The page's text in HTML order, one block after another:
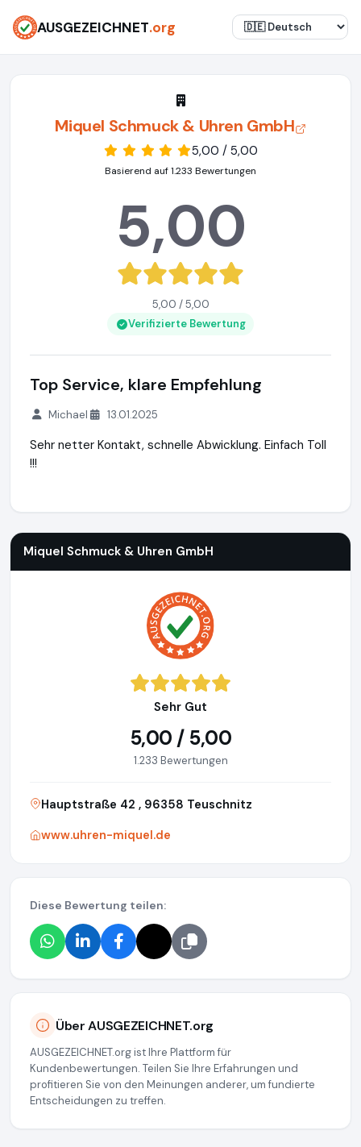
AUSGEZEICHNET.org
Miquel Schmuck & Uhren GmbH
5,00 / 5,00
Basierend auf 1.233 Bewertungen
5,00
5,00 / 5,00
Verifizierte Bewertung
Top Service, klare Empfehlung
Michael 13.01.2025
Sehr netter Kontakt, schnelle Abwicklung. Einfach Toll
!!!
Miquel Schmuck & Uhren GmbH
Sehr Gut
5,00 / 5,00
1.233 Bewertungen
Hauptstraße 42 , 96358 Teuschnitz
www.uhren-miquel.de
Diese Bewertung teilen:
Über AUSGEZEICHNET.org
AUSGEZEICHNET.org ist Ihre Plattform für
Kundenbewertungen. Teilen Sie Ihre Erfahrungen und
profitieren Sie von den Meinungen anderer, um fundierte
Entscheidungen zu treffen.